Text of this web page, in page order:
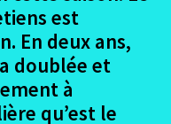
enfant
enfant
est
En deux ans,
doublée et
à
qu’est le